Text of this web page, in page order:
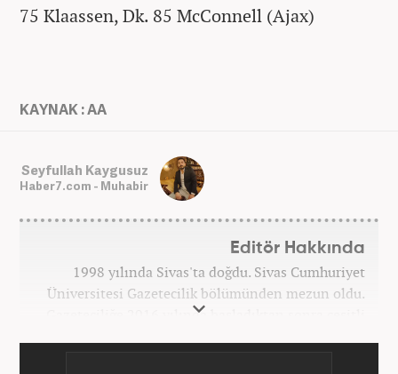
75 Klaassen, Dk. 85 McConnell (Ajax)
KAYNAK : AA
Seyfullah Kaygusuz
Haber7.com - Muhabir
Editör Hakkında
1998 yılında Sivas'ta doğdu. Sivas Cumhuriyet
Üniversitesi Gazetecilik bölümünden mezun oldu.
Gazeteciliğe 2016 yılında başladıktan sonra çeşitli